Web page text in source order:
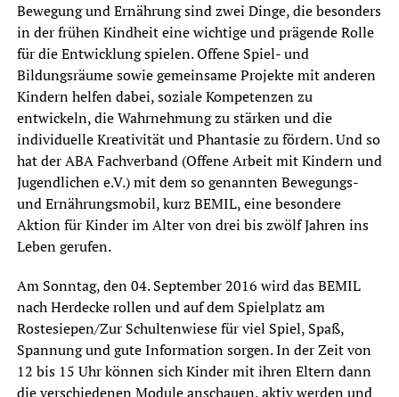
Bewegung und Ernährung sind zwei Dinge, die besonders
in der frühen Kindheit eine wichtige und prägende Rolle
für die Entwicklung spielen. Offene Spiel- und
Bildungsräume sowie gemeinsame Projekte mit anderen
Kindern helfen dabei, soziale Kompetenzen zu
entwickeln, die Wahrnehmung zu stärken und die
individuelle Kreativität und Phantasie zu fördern. Und so
hat der ABA Fachverband (Offene Arbeit mit Kindern und
Jugendlichen e.V.) mit dem so genannten Bewegungs-
und Ernährungsmobil, kurz BEMIL, eine besondere
Aktion für Kinder im Alter von drei bis zwölf Jahren ins
Leben gerufen.
Am Sonntag, den 04. September 2016 wird das BEMIL
nach Herdecke rollen und auf dem Spielplatz am
Rostesiepen/Zur Schultenwiese für viel Spiel, Spaß,
Spannung und gute Information sorgen. In der Zeit von
12 bis 15 Uhr können sich Kinder mit ihren Eltern dann
die verschiedenen Module anschauen, aktiv werden und